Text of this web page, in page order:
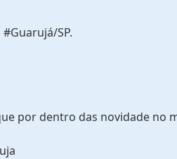
SP.
por dentro das novidade no